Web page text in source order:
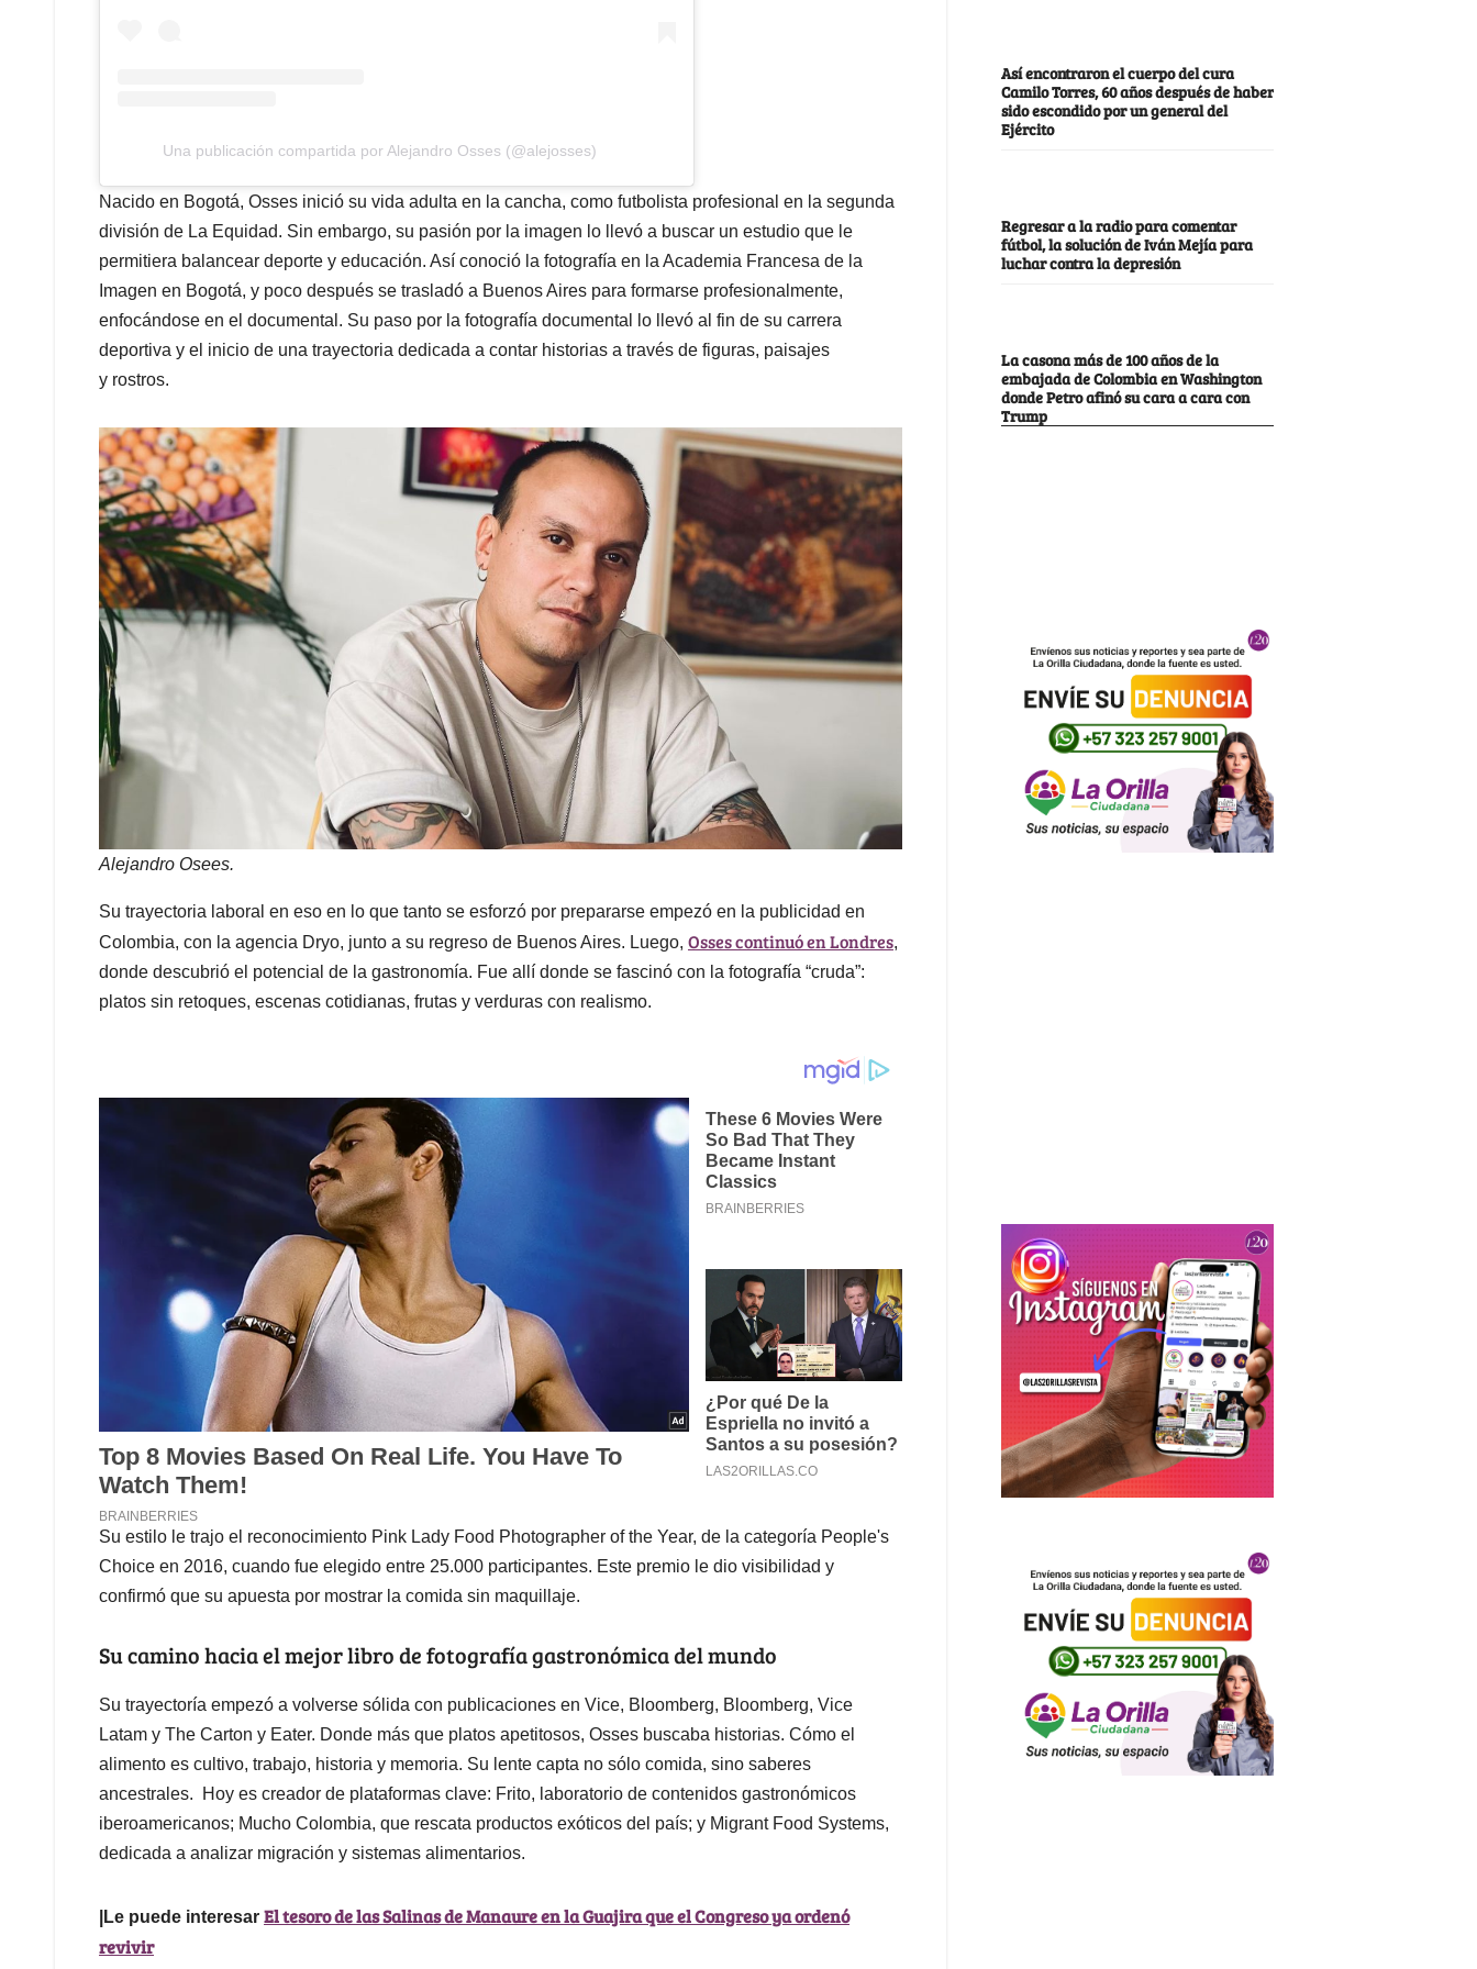
Una publicación compartida por Alejandro Osses (@alejosses)
Nacido en Bogotá, Osses inició su vida adulta en la cancha, como futbolista profesional en la segunda
división de La Equidad. Sin embargo, su pasión por la imagen lo llevó a buscar un estudio que le
permitiera balancear deporte y educación. Así conoció la fotografía en la Academia Francesa de la
Imagen en Bogotá, y poco después se trasladó a Buenos Aires para formarse profesionalmente,
enfocándose en el documental. Su paso por la fotografía documental lo llevó al fin de su carrera
deportiva y el inicio de una trayectoria dedicada a contar historias a través de figuras, paisajes
y rostros.
Alejandro Osees.
Su trayectoria laboral en eso en lo que tanto se esforzó por prepararse empezó en la publicidad en
Colombia, con la agencia Dryo, junto a su regreso de Buenos Aires. Luego, Osses continuó en Londres,
donde descubrió el potencial de la gastronomía. Fue allí donde se fascinó con la fotografía “cruda”:
platos sin retoques, escenas cotidianas, frutas y verduras con realismo.
Su estilo le trajo el reconocimiento Pink Lady Food Photographer of the Year, de la categoría People's
Choice en 2016, cuando fue elegido entre 25.000 participantes. Este premio le dio visibilidad y
confirmó que su apuesta por mostrar la comida sin maquillaje.
Su camino hacia el mejor libro de fotografía gastronómica del mundo
Su trayectoría empezó a volverse sólida con publicaciones en Vice, Bloomberg, Bloomberg, Vice
Latam y The Carton y Eater. Donde más que platos apetitosos, Osses buscaba historias. Cómo el
alimento es cultivo, trabajo, historia y memoria. Su lente capta no sólo comida, sino saberes
ancestrales. Hoy es creador de plataformas clave: Frito, laboratorio de contenidos gastronómicos
iberoamericanos; Mucho Colombia, que rescata productos exóticos del país; y Migrant Food Systems,
dedicada a analizar migración y sistemas alimentarios.
|Le puede interesar El tesoro de las Salinas de Manaure en la Guajira que el Congreso ya ordenó
revivir
Así encontraron el cuerpo del cura
Camilo Torres, 60 años después de haber
sido escondido por un general del
Ejército
Regresar a la radio para comentar
fútbol, la solución de Iván Mejía para
luchar contra la depresión
La casona más de 100 años de la
embajada de Colombia en Washington
donde Petro afinó su cara a cara con
Trump